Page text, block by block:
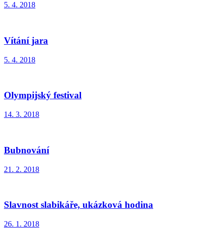
5. 4. 2018
Vítání jara
5. 4. 2018
Olympijský festival
14. 3. 2018
Bubnování
21. 2. 2018
Slavnost slabikáře, ukázková hodina
26. 1. 2018